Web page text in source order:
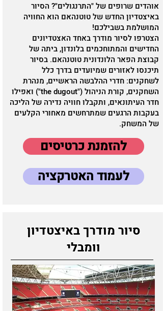
אוהדים שרופים של "התרנגולים"? הסיור
באיצטדיון החדש של טוטנהאם הוא החוויה
המושלמת בשבילכם!
הצטרפו לסיור מודרך באחד האצטדיונים
החדישים והמתוחכמים בלונדון, ביתה של
קבוצת הפאר הלונדונית טוטנהאם. בסיור
תיכנסו לאזורים שמיועדים בדרך כלל
לשחקנים: חדרי ההלבשה הראשיים, מנהרת
השחקנים, קורת הניהול ("the dugout") ואפילו
חדר העיתונאים, ותקבלו חוויה נדירה של הליכה
בעקבות הרגעים שמתרחשים מאחורי הקלעים
של המשחק.
להזמנת כרטיסים
לעמוד האטרקציה
סיור מודרך באיצטדיון
וומבלי